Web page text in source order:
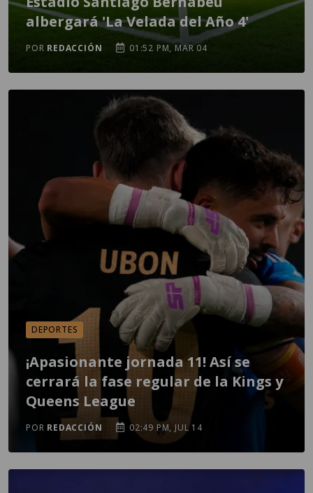
albergará 'La Velada del Año 4'
POR REDACCIÓN 01:52 PM, MAR 04
DEPORTES
¡Apasionante jornada 11! Así se
cerrará la fase regular de la Kings y
Queens League
POR REDACCIÓN 02:49 PM, JUL 14